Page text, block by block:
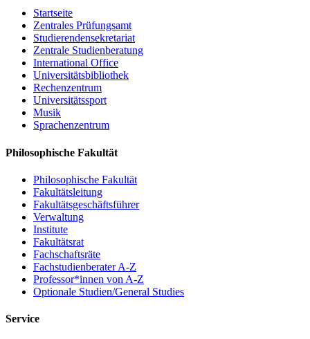
Flurnamenforschung
Christoph Schmitt / Holger Meyer (Rostock): Perspektiven
und Potenziale eines digitalen Dienstes für Flurnamen aus
Mecklenburg, Vorpommern und dem nordwestlichen Polen
Resümee, Ausblick
Um Anmeldung per email bis 15. Mai 2017 wird gebeten:
Matthias Vollmer
Startseite
Zentrales Prüfungsamt
Studierendensekretariat
Zentrale Studienberatung
International Office
Universitätsbibliothek
Rechenzentrum
Universitätssport
Musik
Sprachenzentrum
Philosophische Fakultät
Philosophische Fakultät
Fakultätsleitung
Fakultätsgeschäftsführer
Verwaltung
Institute
Fakultätsrat
Fachschaftsräte
Fachstudienberater A-Z
Professor*innen von A-Z
Optionale Studien/General Studies
Service